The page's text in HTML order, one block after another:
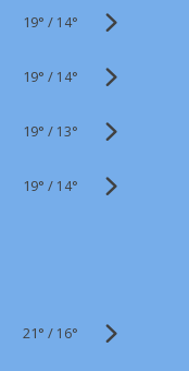
19° / 14°
19° / 14°
19° / 13°
19° / 14°
21° / 16°